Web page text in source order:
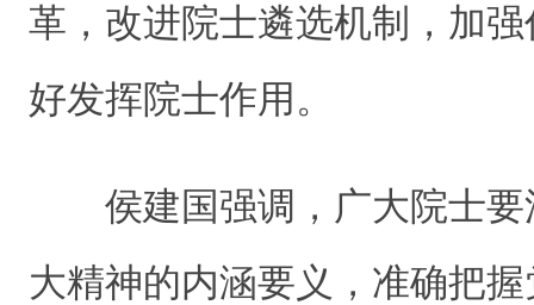
革，改进院士遴选机制，加
好发挥院士作用。
侯建国强调，广大院士要
大精神的内涵要义，准确把